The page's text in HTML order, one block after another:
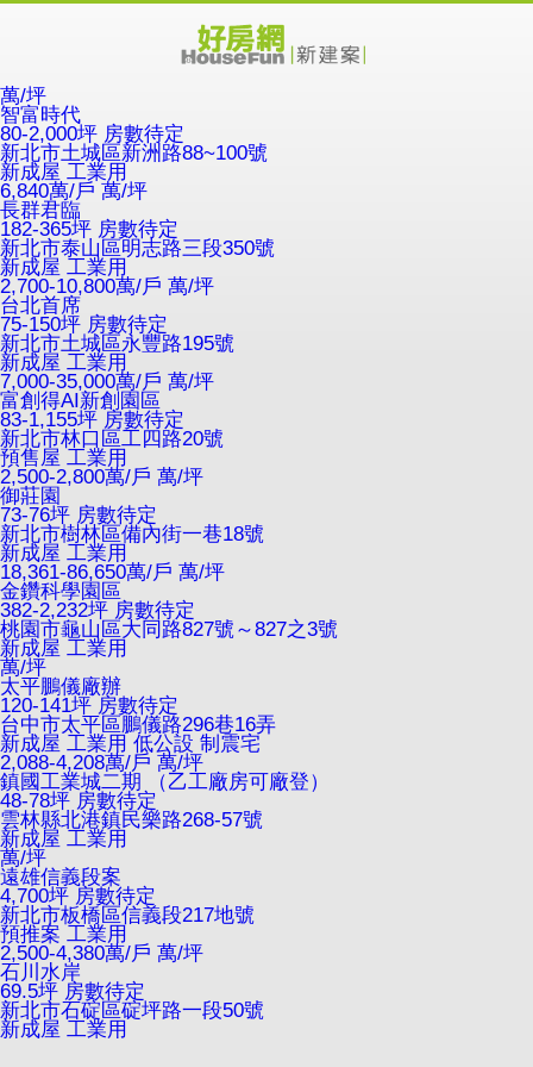
萬/坪
智富時代
80-2,000坪 房數待定
新北市土城區新洲路88~100號
新成屋 工業用
6,840萬/戶 萬/坪
長群君臨
182-365坪 房數待定
新北市泰山區明志路三段350號
新成屋 工業用
2,700-10,800萬/戶 萬/坪
台北首席
75-150坪 房數待定
新北市土城區永豐路195號
新成屋 工業用
7,000-35,000萬/戶 萬/坪
富創得AI新創園區
83-1,155坪 房數待定
新北市林口區工四路20號
預售屋 工業用
2,500-2,800萬/戶 萬/坪
御莊園
73-76坪 房數待定
新北市樹林區備內街一巷18號
新成屋 工業用
18,361-86,650萬/戶 萬/坪
金鑽科學園區
382-2,232坪 房數待定
桃園市龜山區大同路827號～827之3號
新成屋 工業用
萬/坪
太平鵬儀廠辦
120-141坪 房數待定
台中市太平區鵬儀路296巷16弄
新成屋 工業用 低公設 制震宅
2,088-4,208萬/戶 萬/坪
鎮國工業城二期 （乙工廠房可廠登）
48-78坪 房數待定
雲林縣北港鎮民樂路268-57號
新成屋 工業用
萬/坪
遠雄信義段案
4,700坪 房數待定
新北市板橋區信義段217地號
預推案 工業用
2,500-4,380萬/戶 萬/坪
石川水岸
69.5坪 房數待定
新北市石碇區碇坪路一段50號
新成屋 工業用